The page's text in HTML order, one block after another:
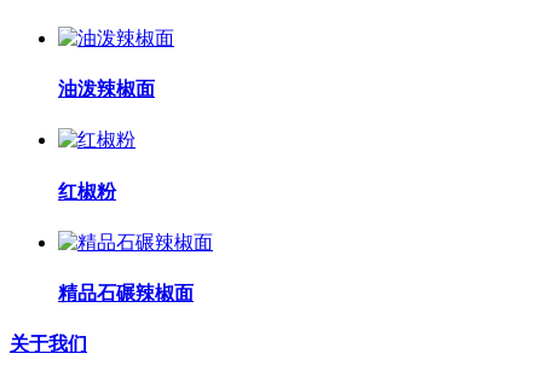
油泼辣椒面
红椒粉
精品石碾辣椒面
关于我们